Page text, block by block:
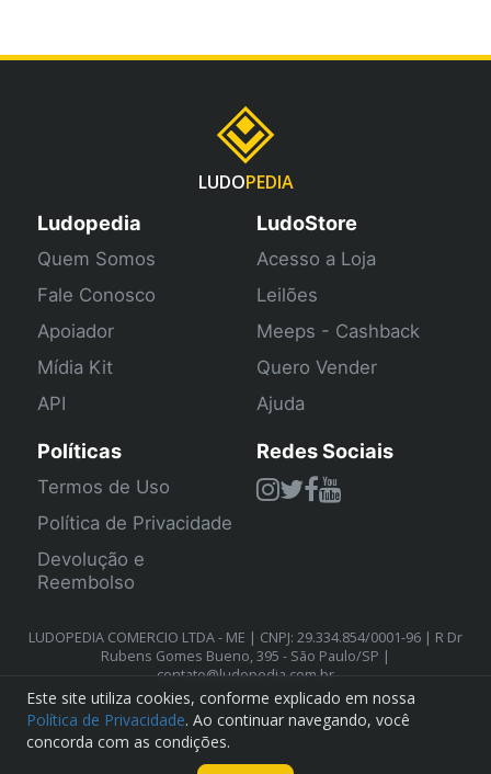
LUDOPEDIA
Ludopedia
Quem Somos
Fale Conosco
Apoiador
Mídia Kit
API
LudoStore
Acesso a Loja
Leilões
Meeps - Cashback
Quero Vender
Ajuda
Políticas
Termos de Uso
Política de Privacidade
Devolução e
Reembolso
Redes Sociais
LUDOPEDIA COMERCIO LTDA - ME | CNPJ: 29.334.854/0001-96 | R Dr
Rubens Gomes Bueno, 395 - São Paulo/SP |
contato@ludopedia.com.br
Este site utiliza cookies, conforme explicado em nossa
Política de Privacidade. Ao continuar navegando, você
concorda com as condições.